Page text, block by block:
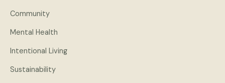
Community
Mental Health
Intentional Living
Sustainability